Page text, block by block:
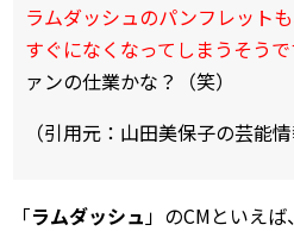
ラムダッシュのパンフレット
すぐになくなってしまうそうで
ァンの仕業かな？（笑）
（引用元：山田美保子の芸能情
「ラムダッシュ」のCMといえ